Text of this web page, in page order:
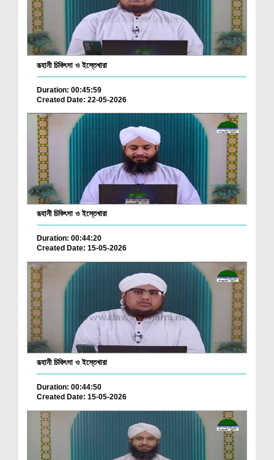
রূহানী চিকিৎসা ও ইস্তেখারা
Duration: 00:45:59
Created Date: 22-05-2026
রূহানী চিকিৎসা ও ইস্তেখারা
Duration: 00:44:20
Created Date: 15-05-2026
রূহানী চিকিৎসা ও ইস্তেখারা
Duration: 00:44:50
Created Date: 15-05-2026